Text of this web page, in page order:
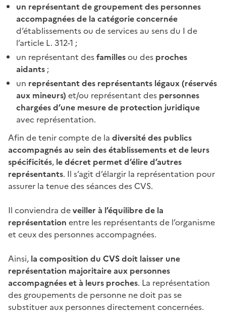
un représentant de groupement des personnes
accompagnées de la catégorie concernée
d’établissements ou de services au sens du I de
l’article L. 312-1 ;
un représentant desfamillesou des proches
aidants ;
un représentant des représentants légaux (réservés
aux mineurs) et/ou représentant des personnes
chargées d’une mesure de protection juridique
avec représentation.
Afin de tenir compte de la diversité des publics
accompagnés au sein des établissements et de leurs
spécificités, le décret permet d’élire d’autres
représentants. Il s’agit d’élargir la représentation pour
assurer la tenue des séances des CVS.
Il conviendra deveiller à l’équilibre de la
représentation entre les représentants de l’organisme
et ceux des personnes accompagnées.
Ainsi, la composition du CVS doit laisser une
représentation majoritaire aux personnes
accompagnées et à leurs proches. La représentation
des groupements de personne ne doit pas se
substituer aux personnes directement concernées.